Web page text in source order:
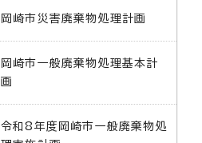
岡崎市災害廃棄物処理計画
岡崎市一般廃棄物処理基本計
画
令和8年度岡崎市一般廃棄物処